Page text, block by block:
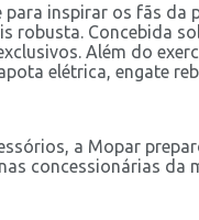
inspirar os fãs da
Concebida
Além do
elétrica, engate
a Mopar
concessionárias